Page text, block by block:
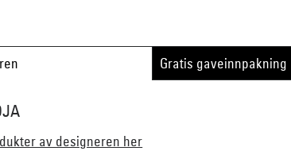
Gratis gaveinnpakning
av designeren her